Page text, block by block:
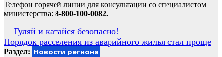
Телефон горячей линии для консультации со специалистом
министерства: 8-800-100-0082.
Навигация
по
Гуляй и катайся безопасно!
Порядок расселения из аварийного жилья стал проще
Раздел: Новости региона